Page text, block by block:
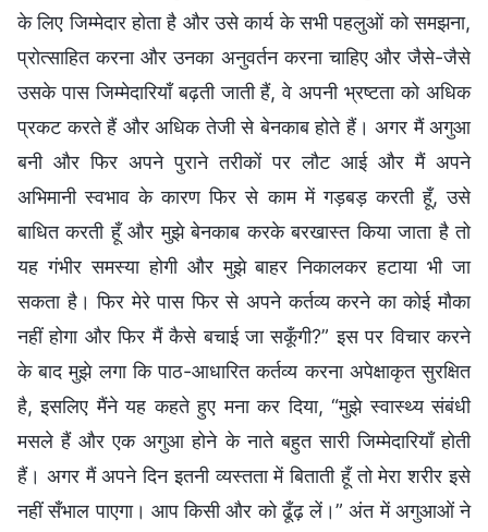
के लिए जिम्मेदार होता है और उसे कार्य के सभी पहलुओं को समझना,
प्रोत्साहित करना और उनका अनुवर्तन करना चाहिए और जैसे-जैसे
उसके पास जिम्मेदारियाँ बढ़ती जाती हैं, वे अपनी भ्रष्टता को अधिक
प्रकट करते हैं और अधिक तेजी से बेनकाब होते हैं। अगर मैं अगुआ
बनी और फिर अपने पुराने तरीकों पर लौट आई और मैं अपने
अभिमानी स्वभाव के कारण फिर से काम में गड़बड़ करती हूँ, उसे
बाधित करती हूँ और मुझे बेनकाब करके बरखास्त किया जाता है तो
यह गंभीर समस्या होगी और मुझे बाहर निकालकर हटाया भी जा
सकता है। फिर मेरे पास फिर से अपने कर्तव्य करने का कोई मौका
नहीं होगा और फिर मैं कैसे बचाई जा सकूँगी?” इस पर विचार करने
के बाद मुझे लगा कि पाठ-आधारित कर्तव्य करना अपेक्षाकृत सुरक्षित
है, इसलिए मैंने यह कहते हुए मना कर दिया, “मुझे स्वास्थ्य संबंधी
मसले हैं और एक अगुआ होने के नाते बहुत सारी जिम्मेदारियाँ होती
हैं। अगर मैं अपने दिन इतनी व्यस्तता में बिताती हूँ तो मेरा शरीर इसे
नहीं सँभाल पाएगा। आप किसी और को ढूँढ़ लें।” अंत में अगुआओं ने